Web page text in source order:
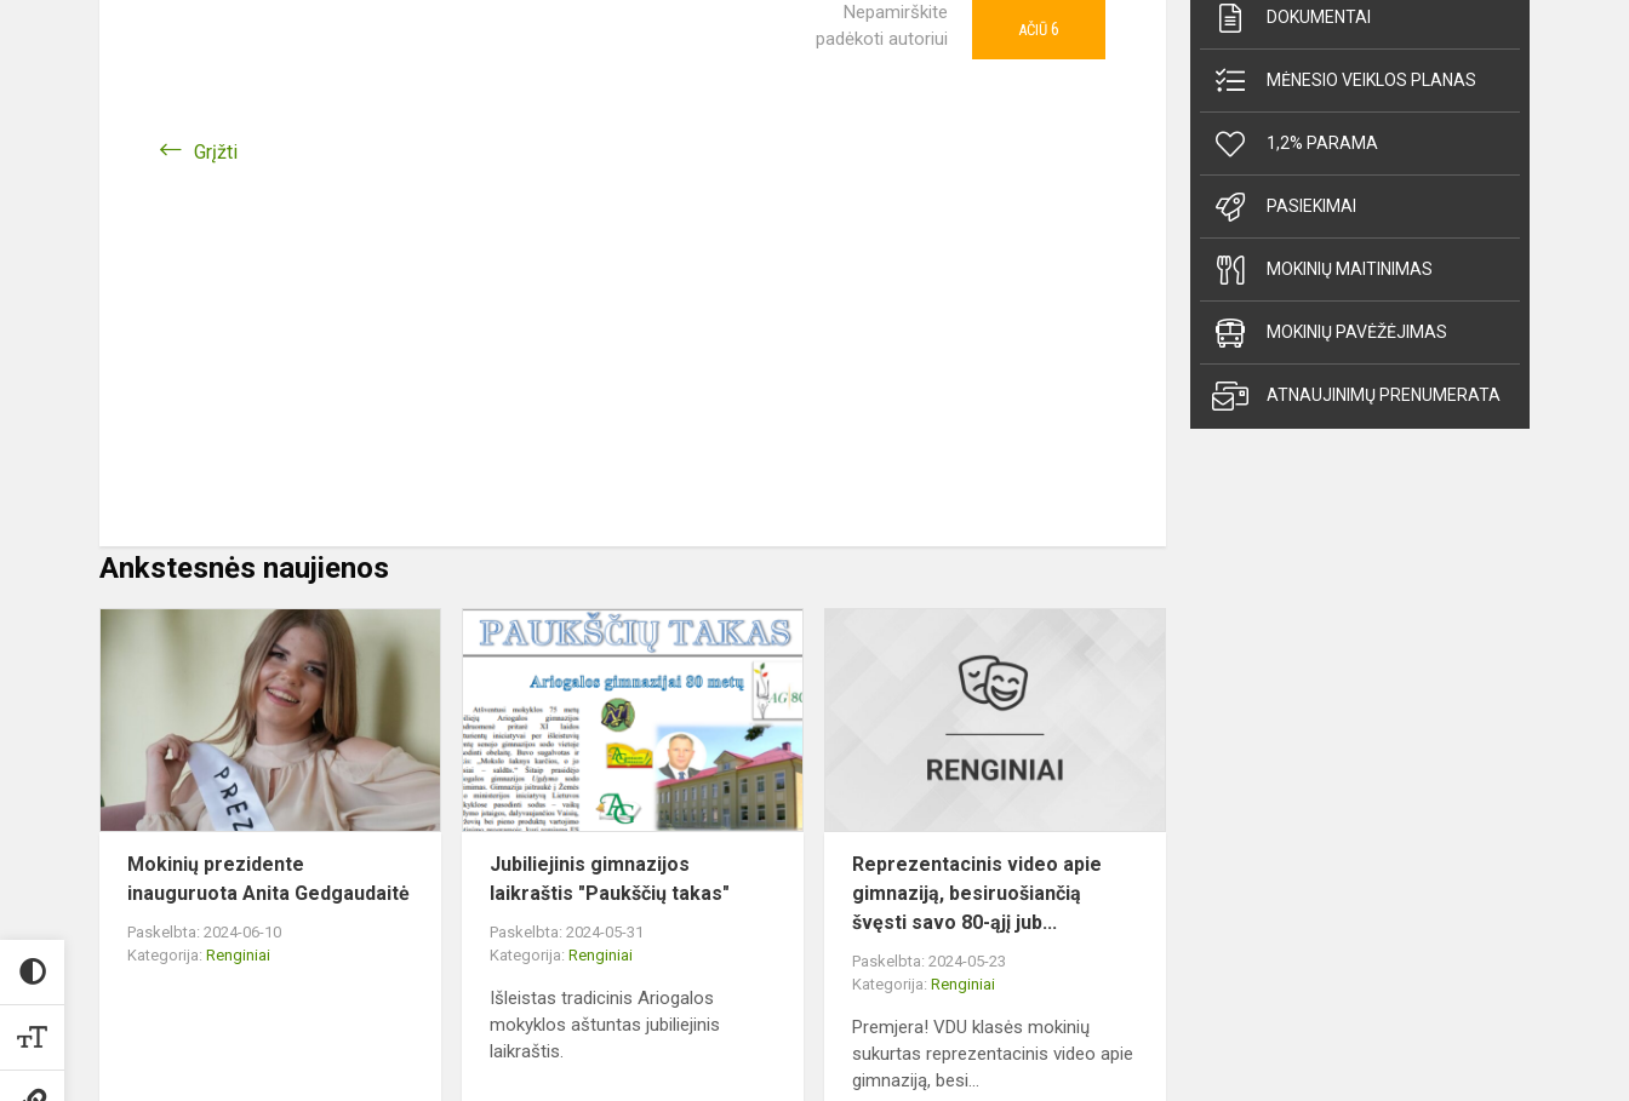
Nepamirškite
padėkoti autoriui
AČIŪ 6
Grįžti
Ankstesnės naujienos
Mokinių
prezidente
inauguruota
Anita
Gedgaudaitė
Mokinių prezidente
inauguruota Anita Gedgaudaitė
Paskelbta: 2024-06-10
Kategorija: Renginiai
gimnazijos
"Paukščių
Jubiliejinis gimnazijos
laikraštis "Paukščių takas"
Paskelbta: 2024-05-31
Kategorija:Renginiai
Išleistas tradicinis Ariogalos
mokyklos aštuntas jubiliejinis
laikraštis.
Reprezentacinis video apie
gimnaziją, besiruošiančią
švęsti savo 80-ąjį jub...
Paskelbta: 2024-05-23
Kategorija:Renginiai
Premjera! VDU klasės mokinių
sukurtas reprezentacinis video apie
gimnaziją, besi...
DOKUMENTAI
MĖNESIO VEIKLOS PLANAS
1,2% PARAMA
PASIEKIMAI
MOKINIŲ MAITINIMAS
MOKINIŲ PAVĖŽĖJIMAS
ATNAUJINIMŲ PRENUMERATA